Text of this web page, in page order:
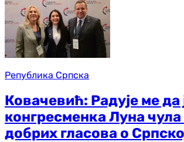
Република Српска
Ковачевић: Радује ме да
конгресменка Луна
добрих гласова о